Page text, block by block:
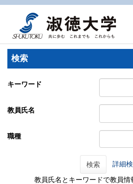
検索
キーワード
教員氏名
職種
検索 詳細
教員氏名とキーワードで教員情